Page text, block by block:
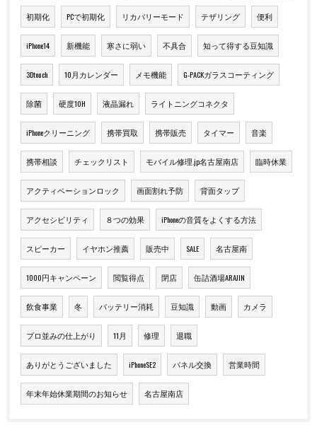
初期化 PCで初期化 リカバリーモード テザリング 便利
iPhone14 新機能 寒さに弱い 不具合 知って得する豆知識
3Dtouch 10月カレンダー メモ機能 G-PACKガラスコーティング
除菌 硬度10H 液晶漏れ ライトニングコネクタ
iPhoneクリーニング 携帯買取 携帯販売 タイマー 音楽
携帯相談 チェックリスト モバイル修理.jp名古屋南店 臨時休業
アクティベーションロック 画面割れ予防 背面タップ
アクセシビリティ ８つの効果 iPhoneの音質をよくする方法
スピーカー イヤホン推薦 販売中 SALE 名古屋南
1000円キャンペーン 閲覧得点 閉店 缶詰酒場ARAJIN
飲食事業 冬 バッテリー消耗 豆知識 動画 カメラ
プロ並みの仕上がり 11月 修理 退職
ありがとうございました iPhoneSE2 パネル交換 営業時間
年末年始休業期間のお知らせ 名古屋南店